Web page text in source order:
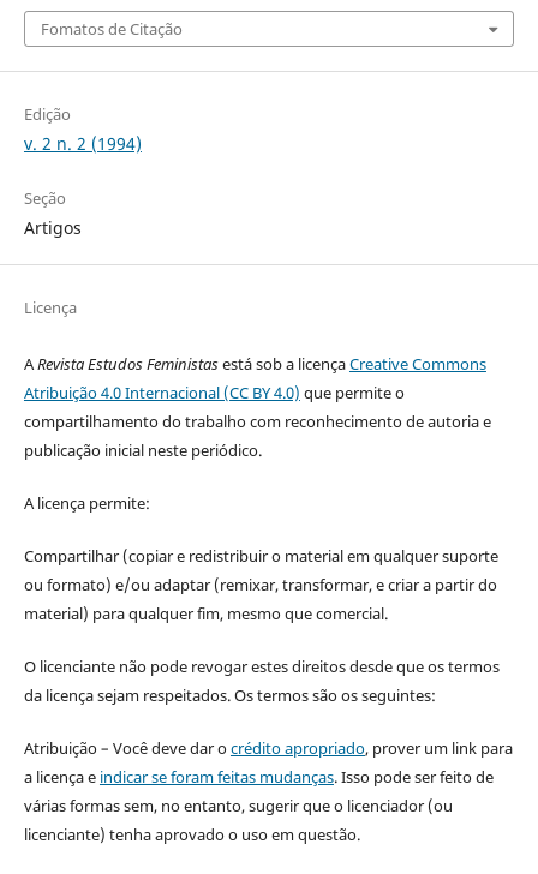
Fomatos de Citação
Edição
v. 2 n. 2 (1994)
Seção
Artigos
Licença
ARevista Estudos Feministasestá sob a licençaCreative Commons
Atribuição 4.0 Internacional (CC BY 4.0) que permite o
compartilhamento do trabalho com reconhecimento de autoria e
publicação inicial neste periódico.
A licença permite:
Compartilhar (copiar e redistribuir o material em qualquer suporte
ou formato) e/ou adaptar (remixar, transformar, e criar a partir do
material) para qualquer fim, mesmo que comercial.
O licenciante não pode revogar estes direitos desde que os termos
da licença sejam respeitados. Os termos são os seguintes:
Atribuição – Você deve dar ocrédito apropriado, prover um link para
a licença e indicar se foram feitas mudanças. Isso pode ser feito de
várias formas sem, no entanto, sugerir que o licenciador (ou
licenciante) tenha aprovado o uso em questão.